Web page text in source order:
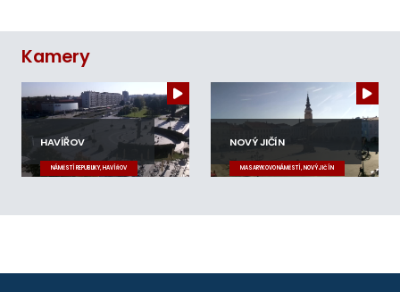
Kamery
HAVÍŘOV
NÁMĚSTÍ REPUBLIKY, HAVÍŘOV
NOVÝ JIČÍN
MASARYKOVO NÁMĚSTÍ, NOVÝ JIČÍN